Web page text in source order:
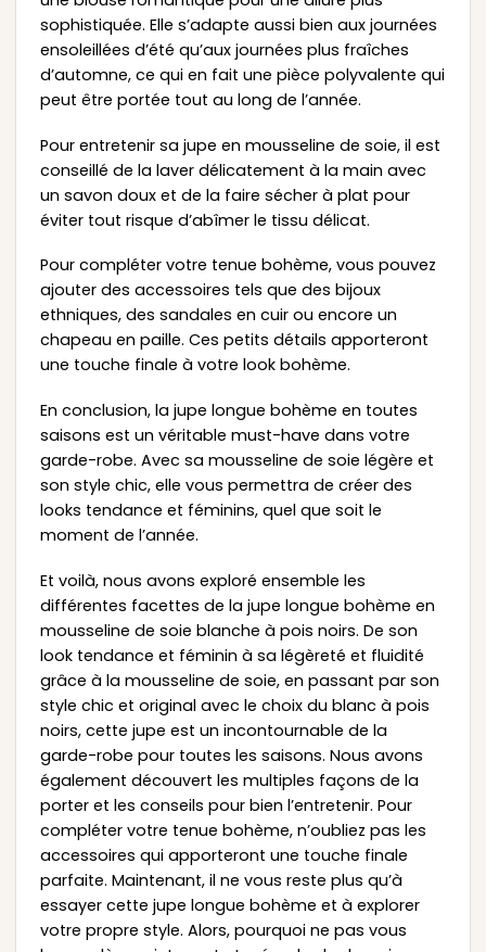
sophistiquée. Elle s’adapte aussi bien aux journées
ensoleillées d’été qu’aux journées plus fraîches
d’automne, ce qui en fait une pièce polyvalente qui
peut être portée tout au long de l’année.
Pour entretenir sa jupe en mousseline de soie, il est
conseillé de la laver délicatement à la main avec
un savon doux et de la faire sécher à plat pour
éviter tout risque d’abîmer le tissu délicat.
Pour compléter votre tenue bohème, vous pouvez
ajouter des accessoires tels que des bijoux
ethniques, des sandales en cuir ou encore un
chapeau en paille. Ces petits détails apporteront
une touche finale à votre look bohème.
En conclusion, la jupe longue bohème en toutes
saisons est un véritable must-have dans votre
garde-robe. Avec sa mousseline de soie légère et
son style chic, elle vous permettra de créer des
looks tendance et féminins, quel que soit le
moment de l’année.
Et voilà, nous avons exploré ensemble les
différentes facettes de la jupe longue bohème en
mousseline de soie blanche à pois noirs. De son
look tendance et féminin à sa légèreté et fluidité
grâce à la mousseline de soie, en passant par son
style chic et original avec le choix du blanc à pois
noirs, cette jupe est un incontournable de la
garde-robe pour toutes les saisons. Nous avons
également découvert les multiples façons de la
porter et les conseils pour bien l’entretenir. Pour
compléter votre tenue bohème, n’oubliez pas les
accessoires qui apporteront une touche finale
parfaite. Maintenant, il ne vous reste plus qu’à
essayer cette jupe longue bohème et à explorer
votre propre style. Alors, pourquoi ne pas vous